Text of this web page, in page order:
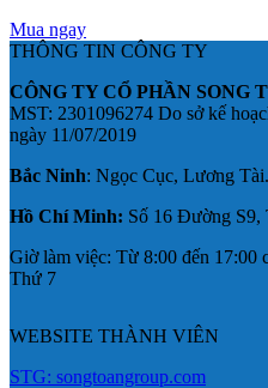
Mua ngay
THÔNG TIN CÔNG TY
CÔNG TY CỔ PHẦN SONG
MST: 2301096274 Do sở kế
ngày 11/07/2019
Bắc Ninh: Ngọc Cục, Lương Tài.
Hồ Chí Minh: Số 16 Đường S9,
Giờ làm việc: Từ 8:00 đến 17:00
Thứ 7
WEBSITE THÀNH VIÊN
STG: songtoangroup.com